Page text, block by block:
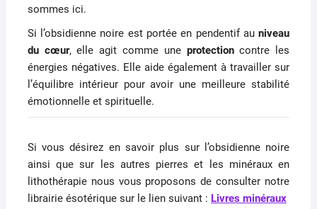
sommes ici.
Si l’obsidienne noire est portée en pendentif auniveau
du cœur, elle agit comme une protectioncontre les
énergies négatives. Elle aide également à travailler sur
l’équilibre intérieur pour avoir une meilleure stabilité
émotionnelle et spirituelle.
Si vous désirez en savoir plus sur l’obsidienne noire
ainsi que sur les autres pierres et les minéraux en
lithothérapie nous vous proposons de consulter notre
librairie ésotérique sur le lien suivant : Livres minéraux